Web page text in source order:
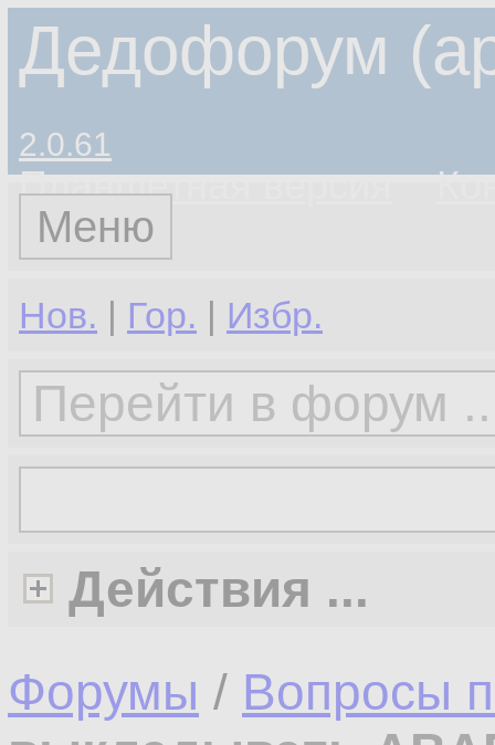
Дедофорум
2.0.61
Планшетная версия
Меню
Нов. | Гор. | Избр.
Действия ...
Форумы / Вопросы